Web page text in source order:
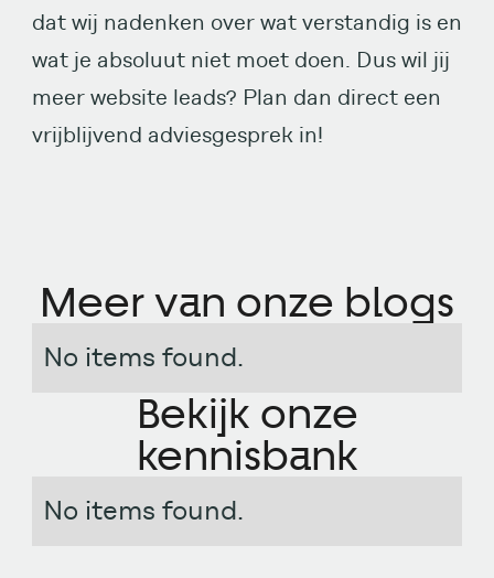
dat wij nadenken over wat verstandig is en
wat je absoluut niet moet doen. Dus wil jij
meer website leads? Plan dan direct een
vrijblijvend adviesgesprek in!
Meer van onze blogs
No items found.
Bekijk onze
kennisbank
No items found.